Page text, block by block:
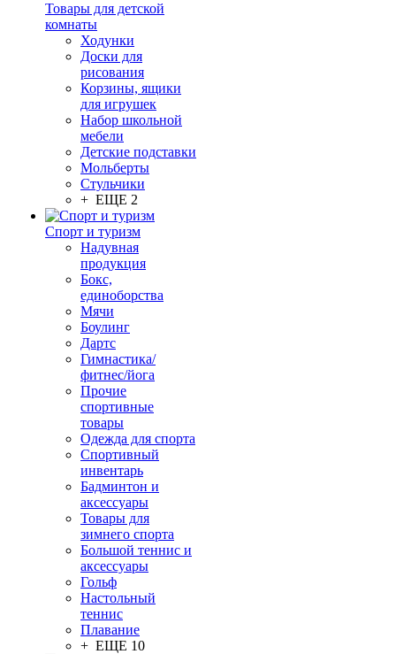
Товары для детской
комнаты
Ходунки
Доски для
рисования
Корзины, ящики
для игрушек
Набор школьной
мебели
Детские подставки
Мольберты
Стульчики
+ ЕЩЕ 2
Спорт и туризм
Надувная
продукция
Бокс,
единоборства
Мячи
Боулинг
Дартс
Гимнастика/
фитнес/йога
Прочие
спортивные
товары
Одежда для спорта
Спортивный
инвентарь
Бадминтон и
аксессуары
Товары для
зимнего спорта
Большой теннис и
аксессуары
Гольф
Настольный
теннис
Плавание
+ ЕЩЕ 10